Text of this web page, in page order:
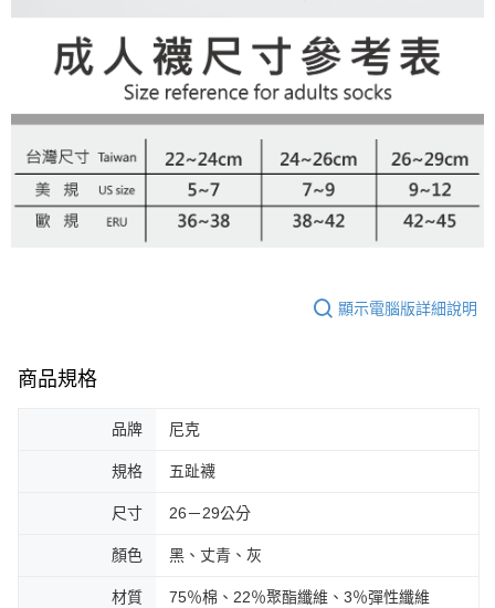
顯示電腦版詳細說明
商品規格
品牌 尼克
規格 五趾襪
尺寸 26－29公分
顏色 黑、丈青、灰
材質 75％棉、22％聚酯纖維、3％彈性纖維